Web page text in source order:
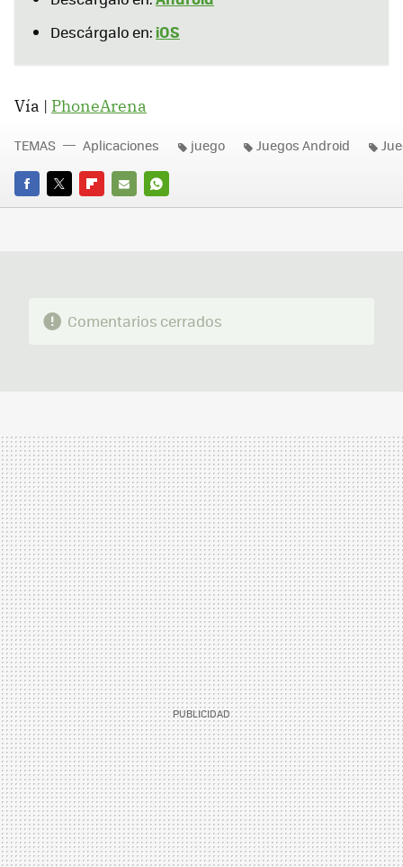
Descárgalo en: iOS
Vía | PhoneArena
FACEBOOK
TWITTERFLIPBOARD
E-
WHATSAPP
TEMAS Aplicaciones juego Juegos Android
Comentarios cerrados